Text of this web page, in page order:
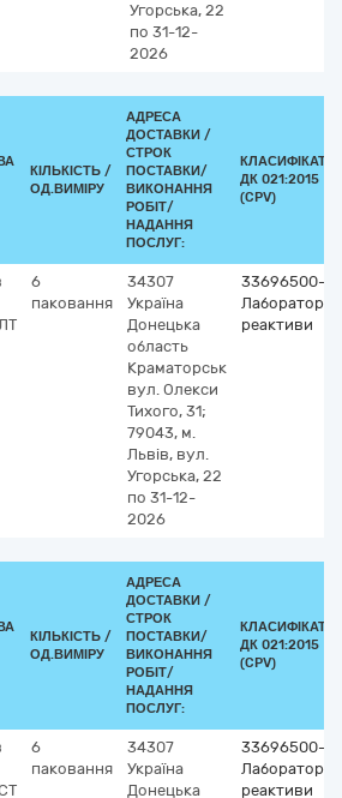
Угорська, 22
по 31-12-
2026
КІЛЬКІСТЬ /
ОД.ВИМІРУ
АДРЕСА
ДОСТАВКИ /
СТРОК
ПОСТАВКИ/
ВИКОНАННЯ
РОБІТ/
НАДАННЯ
ПОСЛУГ:
ДК 021:2015
(CPV)
6
паковання
34307
Україна
Донецька
область
Краматорськ
вул. Олекси
Тихого, 31;
79043, м.
Львів, вул.
Угорська, 22
по 31-12-
2026
33696500-0
Лабораторні
реактиви
КІЛЬКІСТЬ /
ОД.ВИМІРУ
АДРЕСА
ДОСТАВКИ /
СТРОК
ПОСТАВКИ/
ВИКОНАННЯ
РОБІТ/
НАДАННЯ
ПОСЛУГ:
ДК 021:2015
(CPV)
6
паковання
34307
Україна
Донецька
33696500-0
Лабораторні
реактиви